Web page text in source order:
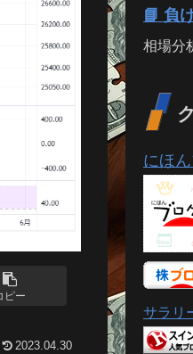
ピー
2023.04.30
📘 負
相場分
にほ
サラリ